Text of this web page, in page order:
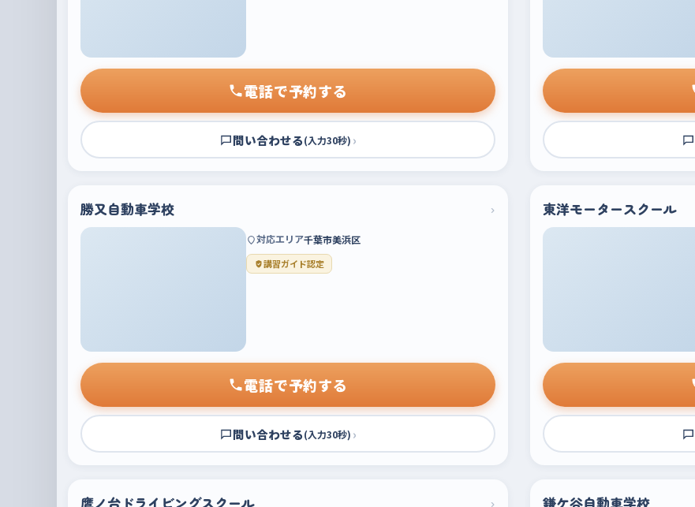
電話で予約する
問い合わせる(入力30秒) ›
勝又自動車学校 ›
対応エリア千葉市美浜区
講習ガイド認定
電話で予約する
問い合わせる(入力30秒) ›
東洋モータースクール
鷹ノ台ドライビングスクール › 鎌ケ谷自動車学校